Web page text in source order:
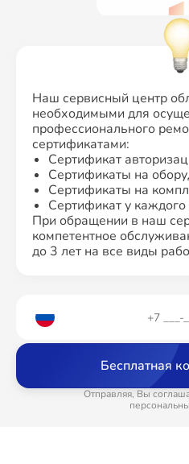
Наш сервисный центр
необходимыми для
профессионального
сертификатами:
Сертификат
Сертификаты на
Сертификаты на
Сертификат у каждого
При обращении в наш
компетентное
до 3 лет на все виды
Бесплатная
Отправляя, Вы